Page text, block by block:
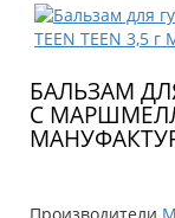
БАЛЬЗАМ
С